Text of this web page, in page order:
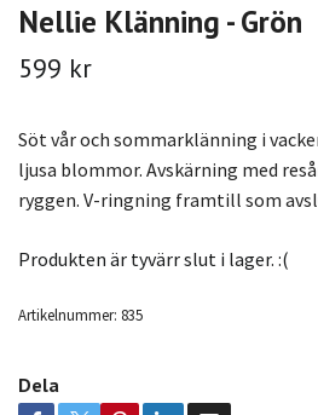
Nellie Klänning - Grön
599 kr
Söt vår och sommarklänning i
ljusa blommor. Avskärning med
ryggen. V-ringning framtill som
Produkten är tyvärr slut i lager. :(
Artikelnummer: 835
Dela